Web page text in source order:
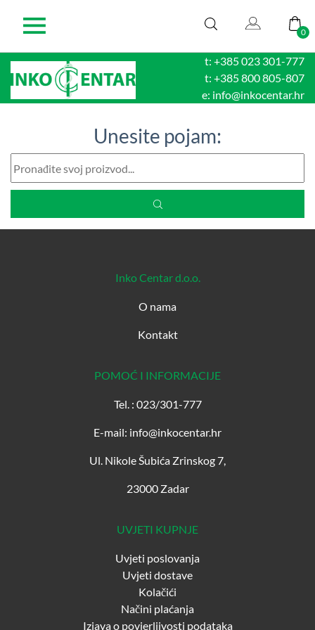
0
t: +385 023 301-777
t: +385 800 805-807
e: info@inkocentar.hr
Unesite pojam:
Inko Centar d.o.o.
O nama
Kontakt
POMOĆ I INFORMACIJE
Tel. : 023/301-777
E-mail: info@inkocentar.hr
Ul. Nikole Šubića Zrinskog 7,
23000 Zadar
UVJETI KUPNJE
Uvjeti poslovanja
Uvjeti dostave
Kolačići
Načini plaćanja
Izjava o povjerljivosti podataka